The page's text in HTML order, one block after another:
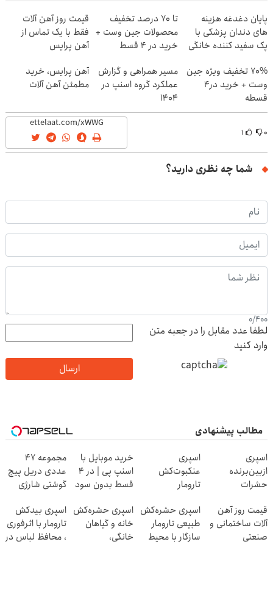
پایان دغدغه هزینه
های دندان پزشکی با
پک سفید کننده خانگی
تا 70 درصد تخفیف
محصولات جین وست +
خرید در 4 قسط
قیمت روز آهن آلات
فقط با یک تماس از
آهن پرایس
70% تخفیف ویژه جین
وست + خرید در4
قسطه
مسیر همراهی و گزارش
عملکرد گروه اسنپ در
۱۴۰۴
آهن پرایس، خرید
مطمئن آهن آلات
۰ ۱
شما چه نظری دارید؟
0/400
لطفا عدد مقابل را در جعبه متن
وارد کنید
ارسال
مطالب پیشنهادی
اسپری
ازبین‌برنده
حشرات
مناسب برای
مقابله با انواع
ساس
اسپری
عنکبوت‌‌کش
تارومار
عنکبوت
خرید موبایل با
اسنپ پی | در ۴
قسط بدون سود
مجموعه 47
عددی دریل پیچ
گوشتی شارژی
محدود)
قیمت روز آهن
آلات ساختمانی و
صنعتی
اسپری حشره‌کش
طبیعی تارومار
سازگار با محیط
اسپری حشره‌کش
خانه و گیاهان
خانگی،
اسپری بیدکش
تارومار با اثرفوری
، محافظ لباس در